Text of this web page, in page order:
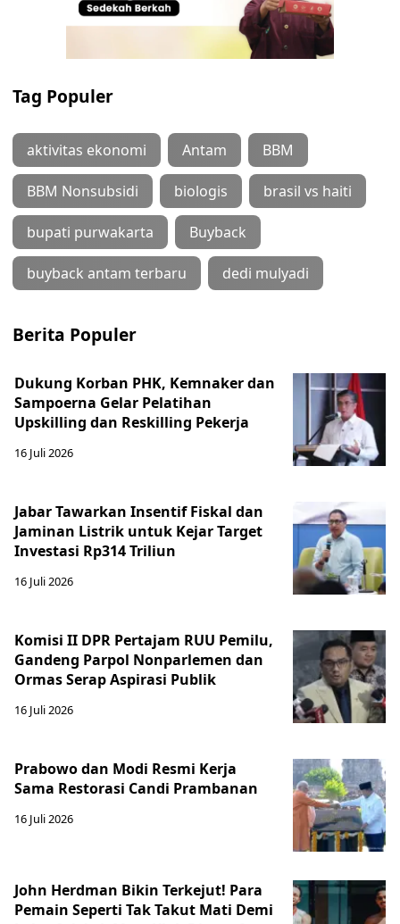
Tag Populer
aktivitas ekonomi Antam BBM
BBM Nonsubsidi biologis brasil vs haiti
bupati purwakarta Buyback
buyback antam terbaru dedi mulyadi
Berita Populer
Dukung Korban PHK, Kemnaker dan
Sampoerna Gelar Pelatihan
Upskilling dan Reskilling Pekerja
16 Juli 2026
Jabar Tawarkan Insentif Fiskal dan
Jaminan Listrik untuk Kejar Target
Investasi Rp314 Triliun
16 Juli 2026
Komisi II DPR Pertajam RUU Pemilu,
Gandeng Parpol Nonparlemen dan
Ormas Serap Aspirasi Publik
16 Juli 2026
Prabowo dan Modi Resmi Kerja
Sama Restorasi Candi Prambanan
16 Juli 2026
John Herdman Bikin Terkejut! Para
Pemain Seperti Tak Takut Mati Demi